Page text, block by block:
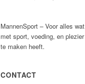
MannenSport – Voor alles wat
met sport, voeding, en plezier
te maken heeft.
CONTACT